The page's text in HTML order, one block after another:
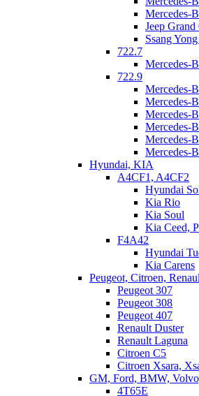
Mercedes-
Jeep Grand
Ssang
722.7
Mercedes-
722.9
Mercedes-
Mercedes-
Mercedes-
Mercedes-
Mercedes-
Mercedes-
Hyundai, KIA
A4CF1, A4CF2
Hyundai
Kia Rio
Kia Soul
Kia Ceed,
F4A42
Hyundai
Kia Carens
Peugeot, Citroen,
Peugeot 307
Peugeot 308
Peugeot 407
Renault Duster
Renault Laguna
Citroen C5
Citroen Xsara,
GM, Ford, BMW,
4T65E